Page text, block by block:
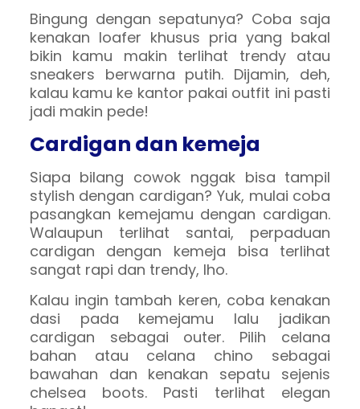
Bingung dengan sepatunya? Coba saja
kenakan loafer khusus pria yang bakal
bikin kamu makin terlihat trendy atau
sneakers berwarna putih. Dijamin, deh,
kalau kamu ke kantor pakai outfit ini pasti
jadi makin pede!
Cardigan dan kemeja
Siapa bilang cowok nggak bisa tampil
stylish dengan cardigan? Yuk, mulai coba
pasangkan kemejamu dengan cardigan.
Walaupun terlihat santai, perpaduan
cardigan dengan kemeja bisa terlihat
sangat rapi dan trendy, lho.
Kalau ingin tambah keren, coba kenakan
dasi pada kemejamu lalu jadikan
cardigan sebagai outer. Pilih celana
bahan atau celana chino sebagai
bawahan dan kenakan sepatu sejenis
chelsea boots. Pasti terlihat elegan